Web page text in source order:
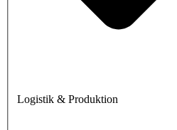
Logistik & Produktion